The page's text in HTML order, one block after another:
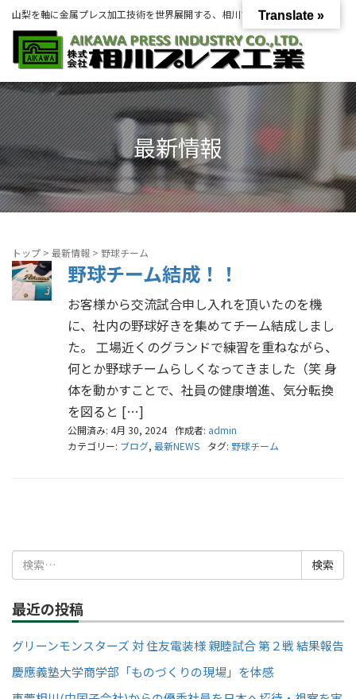
山梨を軸に金属プレス加工技術を世界展開する、相川プレス工業グループ。
最新情報
トップ > 最新情報 > 野球チーム
野球チーム結成！！
お客様から交流試合申し入れを頂いたのを機
に、社内の野球好きを集めてチーム結成しまし
た。 工場近くのグランドで練習を重ねながら、
何とか野球チームらしくなってきました（笑 身
体を動かすことで、社員の健康増進、気分転換
を図ると […]
公開済み: 4月 30, 2024 作成者: admin
カテゴリー: ブログ, 最新NEWS タグ: 野球チーム
索:
最近の投稿
グリーンモンスターズ 対 住友電装様 親睦試合 第２戦 結果報告
慶應義塾大学商学部「ものづくりの現場」を体感
Translate »